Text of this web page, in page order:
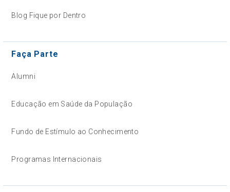
Blog Fique por Dentro
Faça Parte
Alumni
Educação em Saúde da População
Fundo de Estímulo ao Conhecimento
Programas Internacionais